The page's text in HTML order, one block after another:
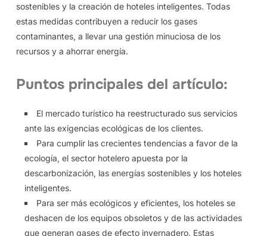
sostenibles y la creación de hoteles inteligentes. Todas
estas medidas contribuyen a reducir los gases
contaminantes, a llevar una gestión minuciosa de los
recursos y a ahorrar energía.
Puntos principales del artículo:
El mercado turístico ha reestructurado sus servicios
ante las exigencias ecológicas de los clientes.
Para cumplir las crecientes tendencias a favor de la
ecología, el sector hotelero apuesta por la
descarbonización, las energías sostenibles y los hoteles
inteligentes.
Para ser más ecológicos y eficientes, los hoteles se
deshacen de los equipos obsoletos y de las actividades
que generan gases de efecto invernadero. Estas